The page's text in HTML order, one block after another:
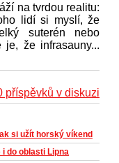
na tvrdou realitu:
lidí si myslí, že
suterén nebo
je, že infrasauny...
příspěvků v diskuzi
si užít horský víkend
do oblasti Lipna